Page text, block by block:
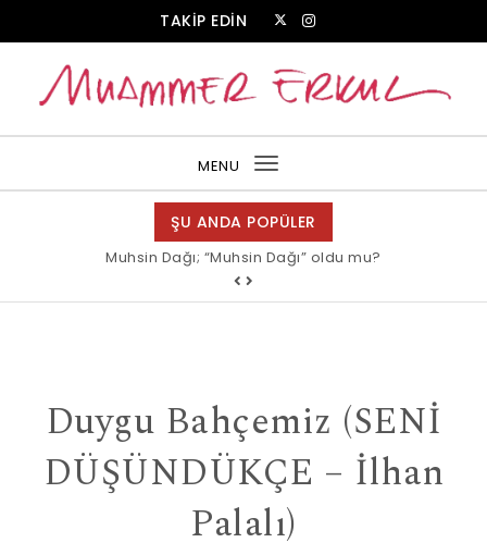
TAKİP EDİN
MENU
Toggle
navigation
ŞU ANDA POPÜLER
Muhsin Dağı; “Muhsin Dağı” oldu mu?
Duygu Bahçemiz (SENİ
DÜŞÜNDÜKÇE – İlhan
Palalı)